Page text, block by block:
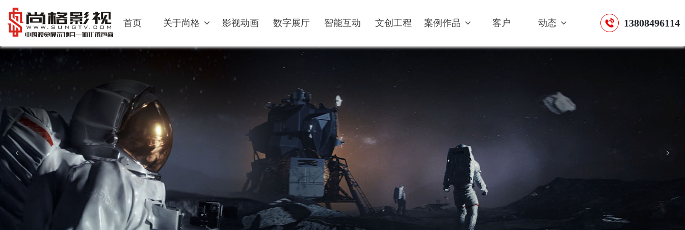
首页 关于尚格 影视动画 数字展厅 智能互动 文创工程 案例作品 客户 动态 13808496114